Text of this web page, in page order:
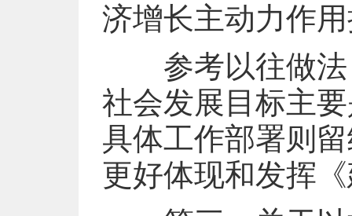
济增长主动力作
参考以往做法
社会发展目标主
具体工作部署则
更好体现和发挥